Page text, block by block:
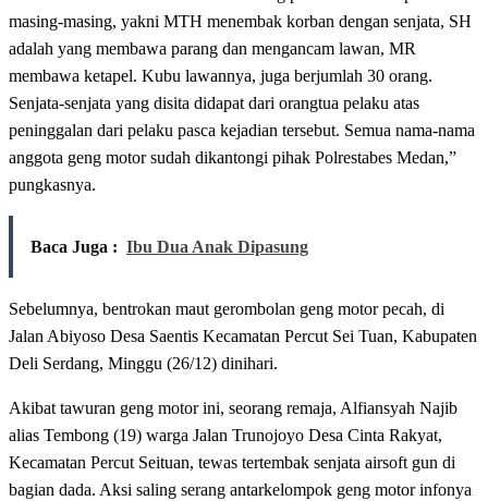
masing-masing, yakni MTH menembak korban dengan senjata, SH
adalah yang membawa parang dan mengancam lawan, MR
membawa ketapel. Kubu lawannya, juga berjumlah 30 orang.
Senjata-senjata yang disita didapat dari orangtua pelaku atas
peninggalan dari pelaku pasca kejadian tersebut. Semua nama-nama
anggota geng motor sudah dikantongi pihak Polrestabes Medan,”
pungkasnya.
Baca Juga : Ibu Dua Anak Dipasung
Sebelumnya, bentrokan maut gerombolan geng motor pecah, di
Jalan Abiyoso Desa Saentis Kecamatan Percut Sei Tuan, Kabupaten
Deli Serdang, Minggu (26/12) dinihari.
Akibat tawuran geng motor ini, seorang remaja, Alfiansyah Najib
alias Tembong (19) warga Jalan Trunojoyo Desa Cinta Rakyat,
Kecamatan Percut Seituan, tewas tertembak senjata airsoft gun di
bagian dada. Aksi saling serang antarkelompok geng motor infonya